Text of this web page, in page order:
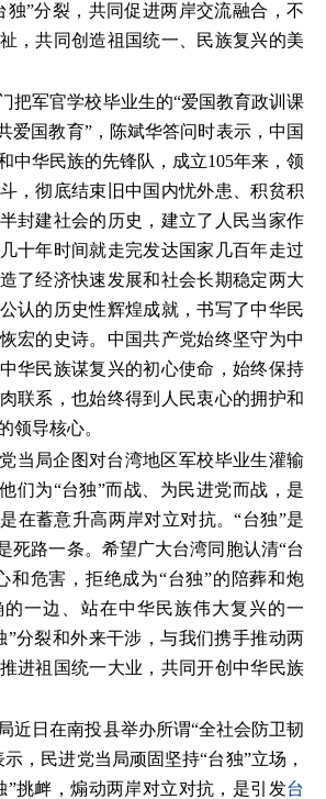
独”分裂，共同促进两岸交流融合，不
，共同创造祖国统一、民族复兴的美
把军官学校毕业生的“爱国教育政训课
爱国教育”，陈斌华答问时表示，中国
中华民族的先锋队，成立105年来，领
，彻底结束旧中国内忧外患、积贫积
封建社会的历史，建立了人民当家作
十年时间就走完发达国家几百年走过
了经济快速发展和社会长期稳定两大
认的历史性辉煌成就，书写了中华民
宏的史诗。中国共产党始终坚守为中
华民族谋复兴的初心使命，始终保持
联系，也始终得到人民衷心的拥护和
领导核心。
当局企图对台湾地区军校毕业生灌输
们为“台独”而战、为民进党而战，是
在蓄意升高两岸对立对抗。“台独”是
死路一条。希望广大台湾同胞认清“台
和危害，拒绝成为“台独”的陪葬和炮
一边、站在中华民族伟大复兴的一
”分裂和外来干涉，与我们携手推动两
进祖国统一大业，共同开创中华民族
近日在南投县举办所谓“全社会防卫韧
，民进党当局顽固坚持“台独”立场，
”挑衅，煽动两岸对立对抗，是引发台